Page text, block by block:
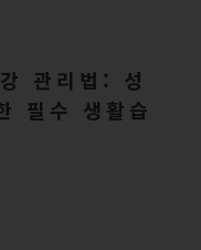
관리법: 성
필수 생활습